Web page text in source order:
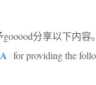
gooood分享以下内容
for providing the